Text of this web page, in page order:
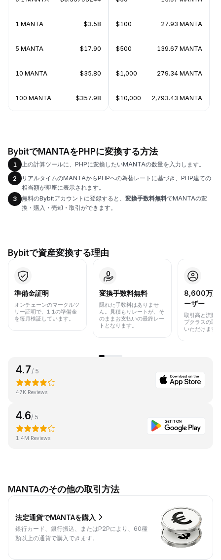
1 MANTA $3.58
5 MANTA $17.90
10 MANTA $35.80
100 MANTA $357.98
$100 27.93 MANTA
$500 139.67 MANTA
$1,000 279.34 MANTA
$10,000 2,793.43 MANTA
BybitでMANTAをPHPに変換する方法
1
上の計算ツールに、PHPに変換したいMANTAの数量を入力します。
2
リアルタイムのMANTAからPHPへの為替レートに基づき、PHP建ての
相当額が即座に表示されます。
3
無料のBybitアカウントに登録すると、 変換手数料無料でMANTAの変
換・購入・売却・取引ができます。
Bybitで資産変換する理由
準備金証明
オンチェーンのマークルツ
リー証明で、1:1の準備金
を毎月検証しています。
変換手数料無料
隠れた手数料はありませ
ん。見積もりレートが、そ
のままお支払いの最終レー
トとなります。
8,600万人
ーザー
取引高と流動
プクラスの取
いただけます
4.7/ 5
47K Reviews
4.6/ 5
1.4M Reviews
MANTAのその他の取引方法
法定通貨でMANTAを購入
銀行カード、銀行振込、またはP2Pにより、60種
類以上の通貨で購入できます。